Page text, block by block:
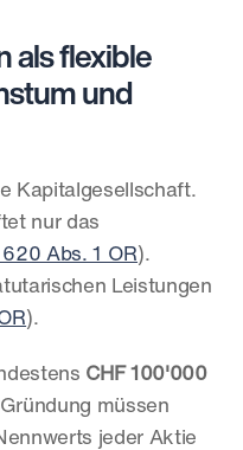
als flexible
und
Kapitalgesellschaft.
nur das
Abs. 1 OR).
Leistungen
).
CHF 100'000
müssen
jeder Aktie